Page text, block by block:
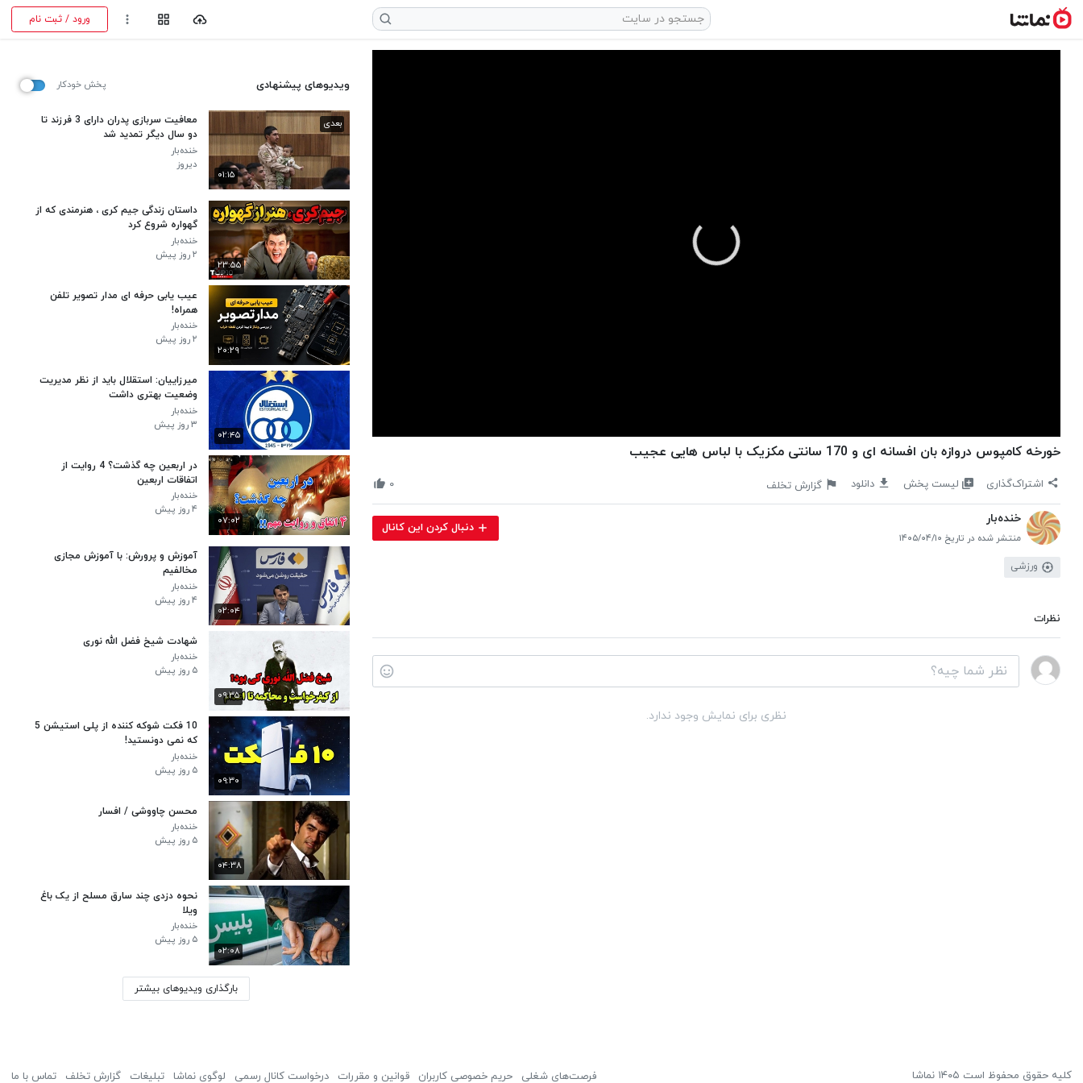
ورود / ثبت نام
خورخه کامپوس دروازه بان افسانه ای و 170 سانتی مکزیک با لباس هایی عجیب
اشتراک‌گذاری لیست پخش دانلود گزارش تخلف ۰
خنده‌بار
منتشر شده در تاریخ ۱۴۰۵/۰۴/۱۰
دنبال کردن این کانال
ورزشی
نظرات
نظری برای نمایش وجود ندارد.
ویدیوهای پیشنهادی پخش خودکار
۰۱:۱۵
بعدی
معافیت سربازی پدران دارای 3 فرزند تا
دو سال دیگر تمدید شد
خنده‌بار
دیروز
۲۳:۵۵
داستان زندگی جیم کری ، هنرمندی که از
گهواره شروع کرد
خنده‌بار
۲ روز پیش
۲۰:۲۹
عیب یابی حرفه ای مدار تصویر تلفن
همراه!
خنده‌بار
۲ روز پیش
۰۲:۴۵
میرزاییان: استقلال باید از نظر مدیریت
وضعیت بهتری داشت
خنده‌بار
۳ روز پیش
۰۷:۰۲
در اربعین چه گذشت؟ 4 روایت از
اتفاقات اربعین
خنده‌بار
۴ روز پیش
۰۲:۰۴
آموزش‌ و پرورش: با آموزش مجازی
مخالفیم
خنده‌بار
۴ روز پیش
۰۹:۳۵
شهادت شیخ فضل الله نوری
خنده‌بار
۵ روز پیش
۰۹:۳۰
10 فکت شوکه کننده از پلی استیشن 5
که نمی دونستید!
خنده‌بار
۵ روز پیش
۰۴:۳۸
محسن چاووشی / افسار
خنده‌بار
۵ روز پیش
۰۲:۰۸
نحوه دزدی چند سارق مسلح از یک باغ‌
ویلا
خنده‌بار
۵ روز پیش
بارگذاری ویدیوهای بیشتر
کلیه حقوق محفوظ است ۱۴۰۵ نماشا فرصت‌های شغلی حریم خصوصی کاربران قوانین و مقررات درخواست کانال رسمی لوگوی نماشا تبلیغات گزارش تخلف تماس با ما